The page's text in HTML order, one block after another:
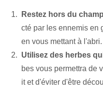
Restez hors du
cté par les ennemis en
en vous mettant à l'abri.
Utilisez des herbes
bes vous permettra de
it⁤ et d'éviter d'être